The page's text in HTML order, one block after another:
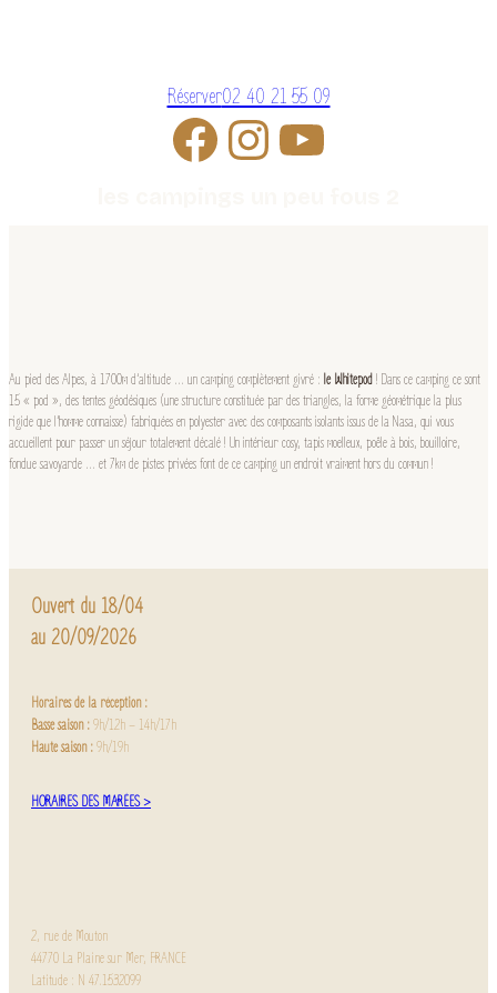
Réserver02 40 21 55 09
Au pied des Alpes, à 1700m d’altitude … un camping complètement givré : le Whitepod! Dans ce camping ce sont
15 « pod », des tentes géodésiques (une structure constituée par des triangles, la forme géométrique la plus
rigide que l’homme connaisse) fabriquées en polyester avec des composants isolants issus de la Nasa, qui vous
accueillent pour passer un séjour totalement décalé ! Un intérieur cosy, tapis moelleux, poêle à bois, bouilloire,
fondue savoyarde … et 7km de pistes privées font de ce camping un endroit vraiment hors du commun !
Ouvert du 18/04
au 20/09/2026
Horaires de la réception :
Basse saison :9h/12h – 14h/17h
Haute saison :9h/19h
HORAIRES DES MARÉES >
2, rue de Mouton
44770 La Plaine sur Mer, FRANCE
Latitude : N 47.1532099